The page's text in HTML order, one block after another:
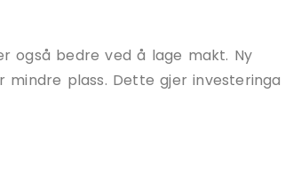
også bedre ved å lage makt. Ny
plass. Dette gjer investeringa